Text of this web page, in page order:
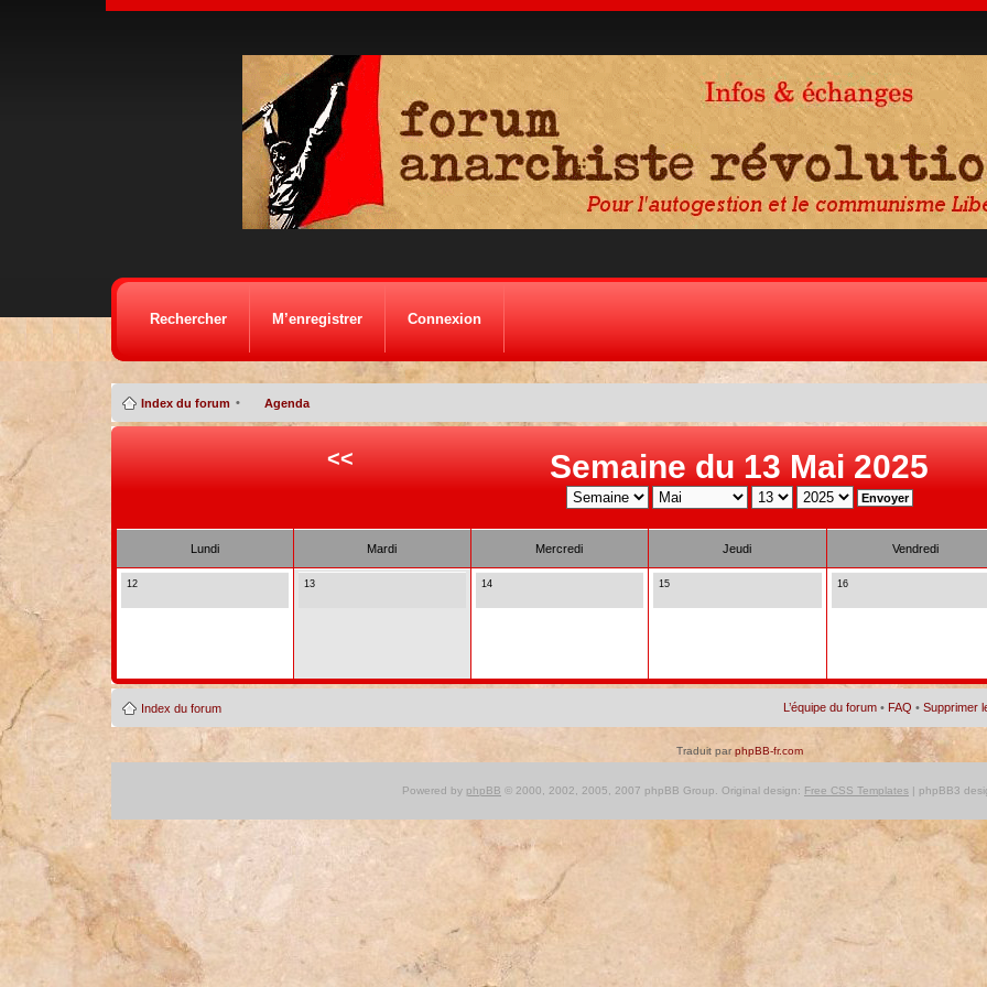
Rechercher M’enregistrer Connexion
Index du forum • Agenda
<< Semaine du 13 Mai 2025
Lundi Mardi Mercredi Jeudi Vendredi
12 13 14 15 16
Index du forum L’équipe du forum • FAQ •Supprimer
Traduit parphpBB-fr.com
Powered by phpBB © 2000, 2002, 2005, 2007 phpBB Group. Original design: Free CSS Templates| phpBB3